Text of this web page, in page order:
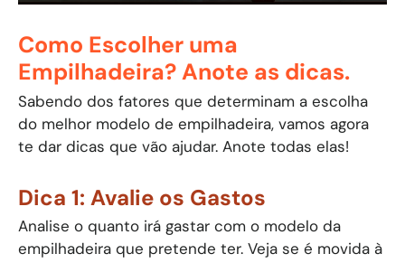
Como Escolher uma
Empilhadeira? Anote as dicas.
Sabendo dos fatores que determinam a escolha
do melhor modelo de empilhadeira, vamos agora
te dar dicas que vão ajudar. Anote todas elas!
Dica 1: Avalie os Gastos
Analise o quanto irá gastar com o modelo da
empilhadeira que pretende ter. Veja se é movida à